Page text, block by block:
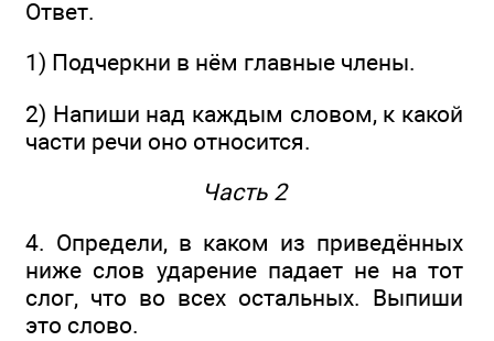
Ответ.
1) Подчеркни в нём главные члены.
2) Напиши над каждым словом, к какой
части речи оно относится.
Часть 2
4. Определи, в каком из приведённых
ниже слов ударение падает не на тот
слог, что во всех остальных. Выпиши
это слово.